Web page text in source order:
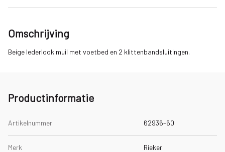
Omschrijving
Beige lederlook muil met voetbed en 2 klittenbandsluitingen.
Productinformatie
Artikelnummer 62936-60
Merk Rieker